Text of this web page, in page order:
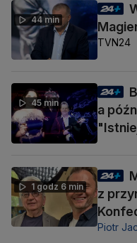
44 min
TVN24
45 min
a
1 godz 6 min
z
Piotr